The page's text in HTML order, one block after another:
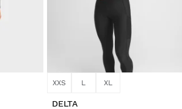
XXS L XL
DELTA